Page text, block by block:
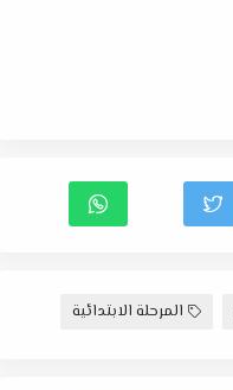
المرحلة الابتدائية